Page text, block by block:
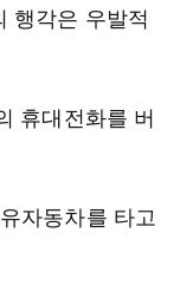
행각은 우발적
휴대전화를 버
자동차를 타고